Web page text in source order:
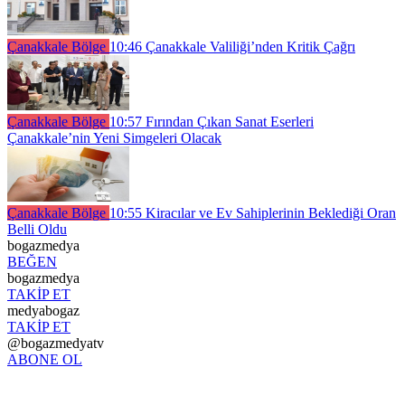
Çanakkale Bölge 10:46 Çanakkale Valiliği’nden Kritik Çağrı
Çanakkale Bölge 10:57 Fırından Çıkan Sanat Eserleri
Çanakkale’nin Yeni Simgeleri Olacak
Çanakkale Bölge 10:55 Kiracılar ve Ev Sahiplerinin Beklediği Oran
Belli Oldu
bogazmedya
BEĞEN
bogazmedya
TAKİP ET
medyabogaz
TAKİP ET
@bogazmedyatv
ABONE OL